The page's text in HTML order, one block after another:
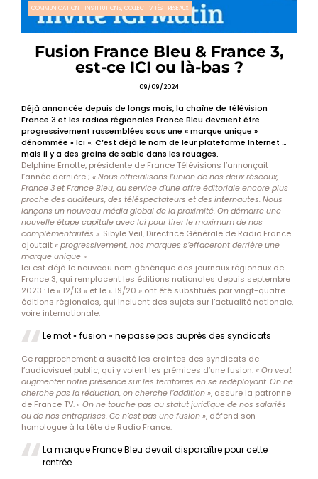
COMMUNICATION INSTITUTIONS, COLLECTIVITÉS RÉSEAUX
Fusion France Bleu & France 3,
est-ce ICI ou là-bas ?
09/09/2024
Déjà annoncée depuis de longs mois, la chaîne de télévision
France 3 et les radios régionales France Bleu devaient être
progressivement rassemblées sous une « marque unique »
dénommée « Ici ». C’est déjà le nom de leur plateforme Internet …
mais il y a des grains de sable dans les rouages.
Delphine Ernotte, présidente de France Télévisions l’annonçait
l’année dernière ; « Nous officialisons l’union de nos deux réseaux,
France 3 et France Bleu, au service d’une offre éditoriale encore plus
proche des auditeurs, des téléspectateurs et des internautes. Nous
lançons un nouveau média global de la proximité. On démarre une
nouvelle étape capitale avec Ici pour tirer le maximum de nos
complémentarités ». Sibyle Veil, Directrice Générale de Radio France
ajoutait« progressivement, nos marques s’effaceront derrière une
marque unique »
Ici est déjà le nouveau nom générique des journaux régionaux de
France 3, qui remplacent les éditions nationales depuis septembre
2023 : le « 12/13 » et le « 19/20 » ont été substitués par vingt-quatre
éditions régionales, qui incluent des sujets sur l’actualité nationale,
voire internationale.
Le mot « fusion » ne passe pas auprès des syndicats
Ce rapprochement a suscité les craintes des syndicats de
l’audiovisuel public, qui y voient les prémices d’une fusion.« On veut
augmenter notre présence sur les territoires en se redéployant. On ne
cherche pas la réduction, on cherche l’addition », assure la patronne
de France TV.« On ne touche pas au statut juridique de nos salariés
ou de nos entreprises. Ce n’est pas une fusion », défend son
homologue à la tête de Radio France.
La marque France Bleu devait disparaître pour cette
rentrée